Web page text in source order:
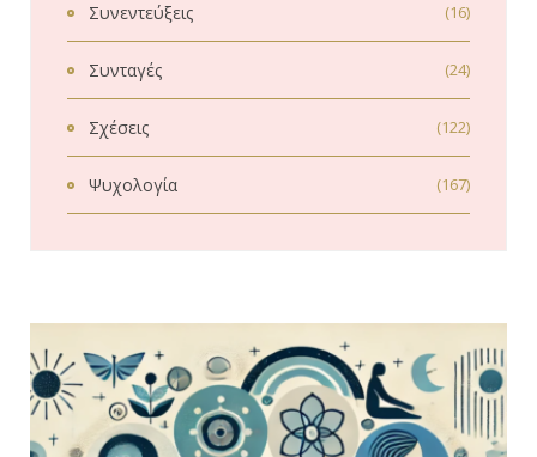
Συνεντεύξεις (16)
Συνταγές (24)
Σχέσεις (122)
Ψυχολογία (167)